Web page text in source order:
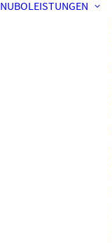
NUBOLEISTUNGEN